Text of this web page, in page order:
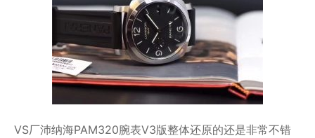
VS厂沛纳海PAM320腕表V3版整体还原的还是非常不错